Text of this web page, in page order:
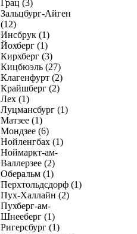
Грац (3)
Зальцбург-Айген
(12)
Инсбрук (1)
Йохберг (1)
Кирхберг (3)
Кицбюэль (27)
Клагенфурт (2)
Крайшберг (2)
Лех (1)
Луцмансбург (1)
Матзее (1)
Мондзее (6)
Нойленгбах (1)
Ноймаркт-ам-
Валлерзее (2)
Оберальм (1)
Перхтольдсдорф (1)
Пух-Халлайн (2)
Пухберг-ам-
Шнееберг (1)
Ригерсбург (1)